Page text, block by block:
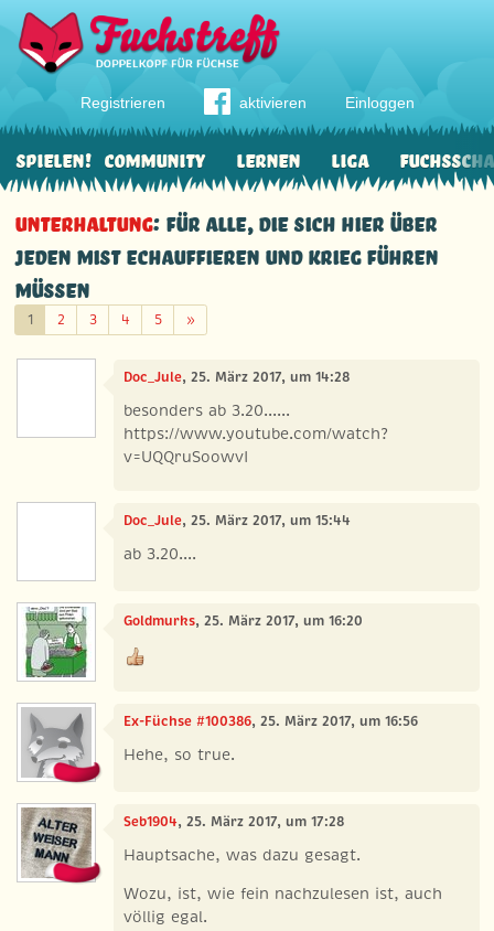
Registrieren aktivieren Einloggen
Community Lernen Liga
Spielen!
Unterhaltung: für alle, die sich hier über
jeden Mist echauffieren und Krieg führen
müssen
1 2 3 4 5 »Weiter
Doc_Jule, 25. März 2017, um 14:28
besonders ab 3.20......
https://www.youtube.com/watch?
v=UQQruSoowvI
Doc_Jule, 25. März 2017, um 15:44
ab 3.20....
Goldmurks, 25. März 2017, um 16:20
Ex-Füchse #100386, 25. März 2017, um 16:56
Hehe, so true.
Seb1904, 25. März 2017, um 17:28
Hauptsache, was dazu gesagt.
Wozu, ist, wie fein nachzulesen ist, auch
völlig egal.